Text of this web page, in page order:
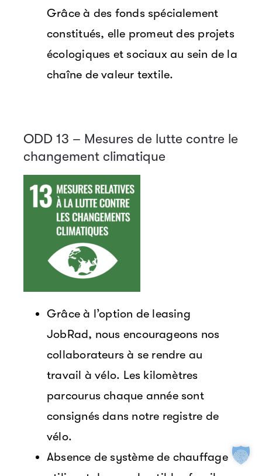
Grâce à des fonds spécialement
constitués, elle promeut des projets
écologiques et sociaux au sein de la
chaîne de valeur textile.
ODD 13 – Mesures de lutte contre le
changement climatique
Grâce à l’option de leasing
JobRad, nous encourageons nos
collaborateurs à se rendre au
travail à vélo. Les kilomètres
parcourus chaque année sont
consignés dans notre registre de
vélo.
Absence de système de chauffage